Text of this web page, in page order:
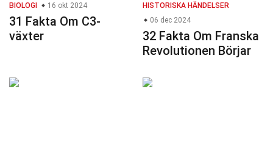
BIOLOGI 16 okt 2024
31 Fakta Om C3-
växter
HISTORISKA HÄNDELSER
06 dec 2024
32 Fakta Om Franska
Revolutionen Börjar